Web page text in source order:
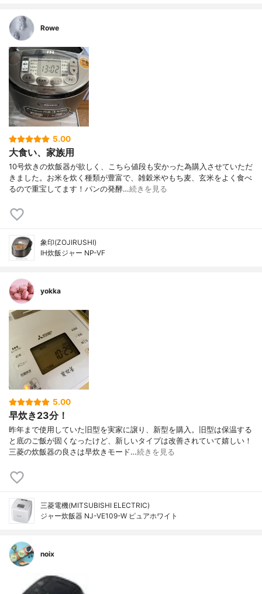
Rowe
5.00
大食い、家族用
10号炊きの炊飯器が欲しく、こちら値段も安かった為購入させていただ
きました。お米を炊く種類が豊富で、雑穀米やもち麦、玄米をよく食べ
るので重宝してます！パンの発酵…続きを見る
象印(ZOJIRUSHI)
IH炊飯ジャー NP-VF
yokka
5.00
早炊き23分！
昨年まで使用していた旧型を実家に譲り、新型を購入。旧型は保温する
と底のご飯が固くなったけど、新しいタイプは改善されていて嬉しい！
三菱の炊飯器の良さは早炊きモード…続きを見る
三菱電機(MITSUBISHI ELECTRIC)
ジャー炊飯器 NJ-VE109-W ピュアホワイト
noix